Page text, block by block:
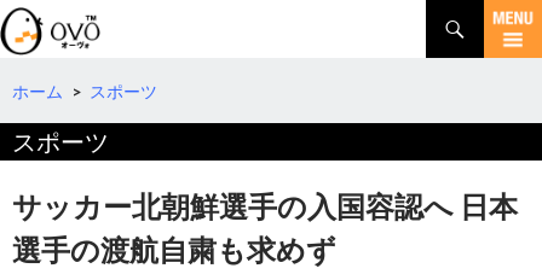
検
索
コ
テ
へ
ホーム > スポーツ
スポーツ
サッカー北朝鮮選手の入国容認へ 日本
選手の渡航自粛も求めず